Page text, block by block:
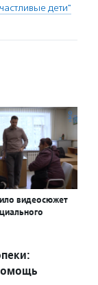
дети"
видеосюжет